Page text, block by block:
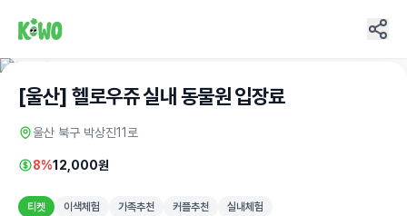
[울산] 헬로우쥬 실내 동물원 입장료
울산 북구 박상진11로
8%12,000원
티켓 이색체험 가족추천 커플추천 실내체험